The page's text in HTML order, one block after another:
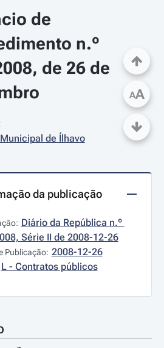
de
n.º
de 26 de
de Ílhavo
da publicação
Diário da República n.º
Série II de 2008-12-26
Publicação: 2008-12-26
L - Contratos públicos
AA